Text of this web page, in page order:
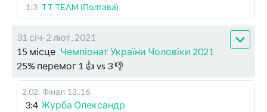
1:3 TT TEAM (Полтава)
31 січ-2 лют, 2021
15 місце Чемпіонат України Чоловіки 2021
25% перемог 1 👍 vs 3👎
2.02. Фінал 13..16
3:4 Журба Олександр